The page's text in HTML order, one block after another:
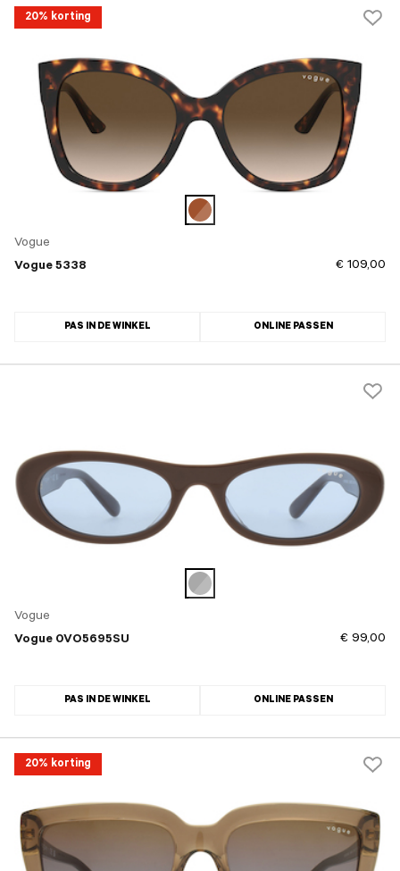
20% korting
Vogue
Vogue 5338
€ 109,00
PAS IN DE WINKEL ONLINE PASSEN
Vogue
Vogue 0VO5695SU
€ 99,00
PAS IN DE WINKEL ONLINE PASSEN
20% korting